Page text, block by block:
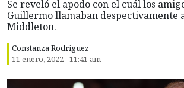
Se reveló el apodo con el cuál los
Guillermo llamaban despectivamente
Middleton.
Constanza Rodriguez
11 enero, 2022 - 11:41 am